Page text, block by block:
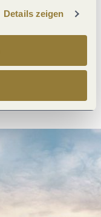
Details zeigen